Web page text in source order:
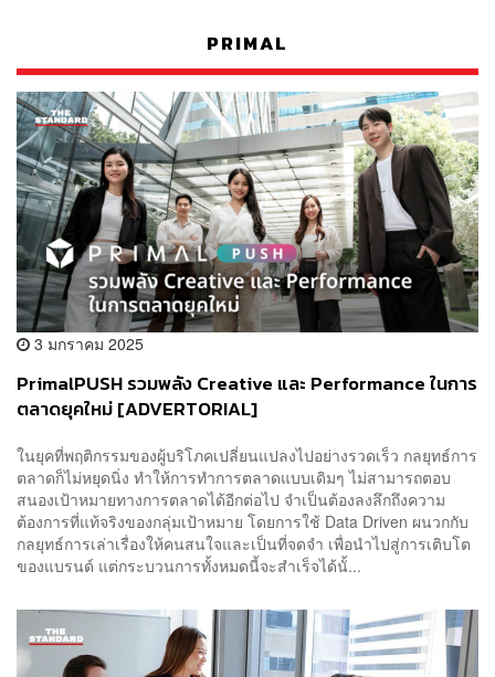
PRIMAL
3 มกราคม 2025
PrimalPUSH รวมพลัง Creative และ Performance ในการ
ตลาดยุคใหม่ [ADVERTORIAL]
ในยุคที่พฤติกรรมของผู้บริโภคเปลี่ยนแปลงไปอย่างรวดเร็ว กลยุทธ์การ
ตลาดก็ไม่หยุดนิ่ง ทำให้การทำการตลาดแบบเดิมๆ ไม่สามารถตอบ
สนองเป้าหมายทางการตลาดได้อีกต่อไป จำเป็นต้องลงลึกถึงความ
ต้องการที่แท้จริงของกลุ่มเป้าหมาย โดยการใช้ Data Driven ผนวกกับ
กลยุทธ์การเล่าเรื่องให้คนสนใจและเป็นที่จดจำ เพื่อนำไปสู่การเติบโต
ของแบรนด์ แต่กระบวนการทั้งหมดนี้จะสำเร็จได้นั้...